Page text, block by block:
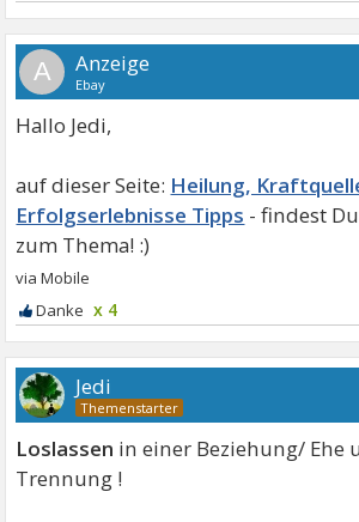
A
Hallo Jedi,
Heilung,
Erfolgserlebnisse Tipps
x 4
Jedi
Loslassen in einer Beziehung/ Ehe
Trennung !